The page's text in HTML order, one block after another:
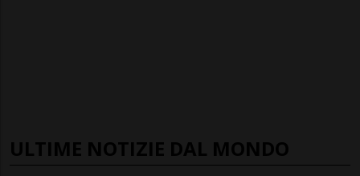
ULTIME NOTIZIE DAL MONDO